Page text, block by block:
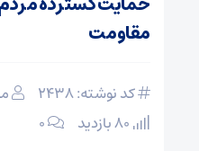
مقاومت
کد نوشته: 2438
۰